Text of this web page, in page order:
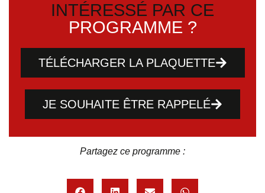
INTÉRESSÉ PAR CE
PROGRAMME ?
TÉLÉCHARGER LA PLAQUETTE
JE SOUHAITE ÊTRE RAPPELÉ
Partagez ce programme :